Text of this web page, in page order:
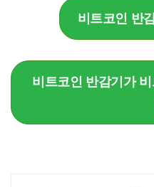
비트코인 반
비트코인 반감기가